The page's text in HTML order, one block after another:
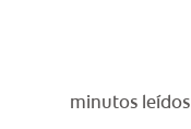
minutos leídos